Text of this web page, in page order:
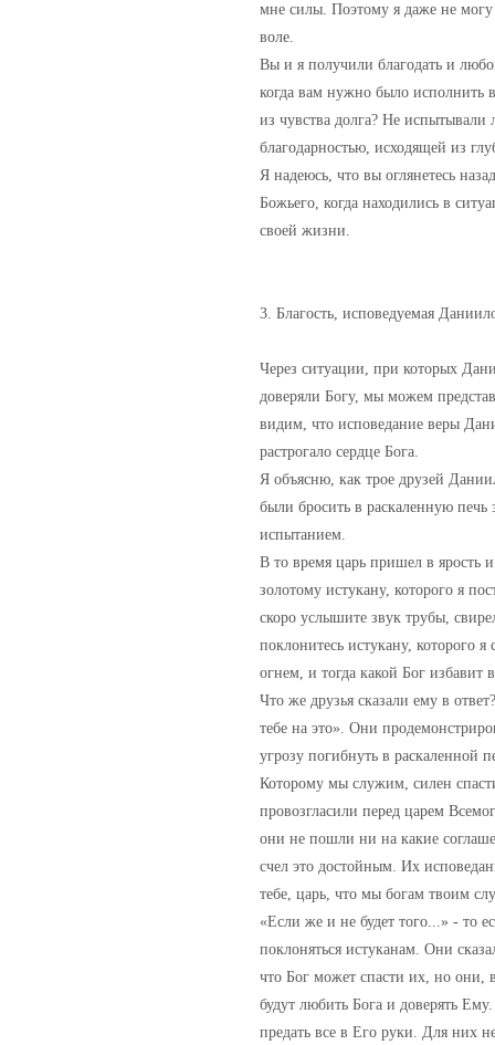
мне силы. Поэтому я даже не
воле.
Вы и я получили благодать и
когда вам нужно было исполнить
из чувства долга? Не
благодарностью, исходящей из
Я надеюсь, что вы оглянетесь
Божьего, когда находились в
своей жизни.
3. Благость, исповедуемая
Через ситуации, при которых
доверяли Богу, мы можем
видим, что исповедание веры
растрогало сердце Бога.
Я объясню, как трое друзей
были бросить в раскаленную печь
испытанием.
В то время царь пришел в
золотому истукану, которого я
скоро услышите звук трубы,
поклонитесь истукану, которого
огнем, и тогда какой Бог
Что же друзья сказали ему в
тебе на это». Они
угрозу погибнуть в
Которому мы служим, силен
провозгласили перед царем
они не пошли ни на какие
счел это достойным. Их
тебе, царь, что мы богам твоим
«Если же и не будет того...» - то
поклоняться истуканам. Они
что Бог может спасти их, но они,
будут любить Бога и доверять
предать все в Его руки. Для них